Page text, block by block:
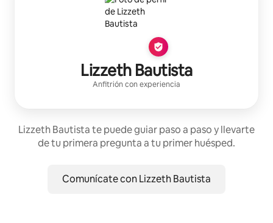
Lizzeth Bautista
Anfitrión con experiencia
Lizzeth Bautista te puede guiar paso a paso y llevarte
de tu primera pregunta a tu primer huésped.
Comunícate con Lizzeth Bautista